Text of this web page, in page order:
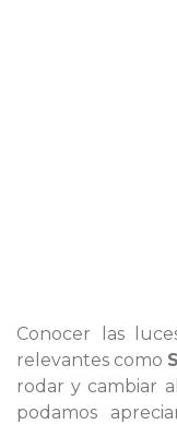
Conocer las
relevantes como
rodar y cambiar
podamos